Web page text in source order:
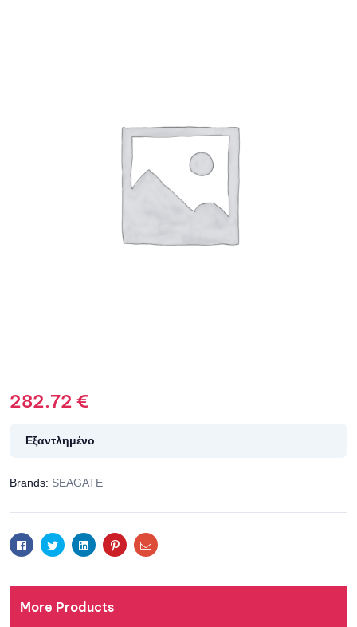
282.72 €
Εξαντλημένο
Brands: SEAGATE
FacebookTwitterLinkedinPinterestEmail
More Products